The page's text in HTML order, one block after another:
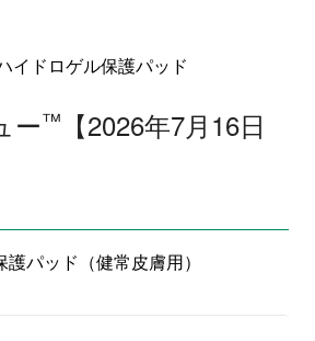
ドロゲル保護パッド
ー™
【2026年7月16日
パッド（健常皮膚用）